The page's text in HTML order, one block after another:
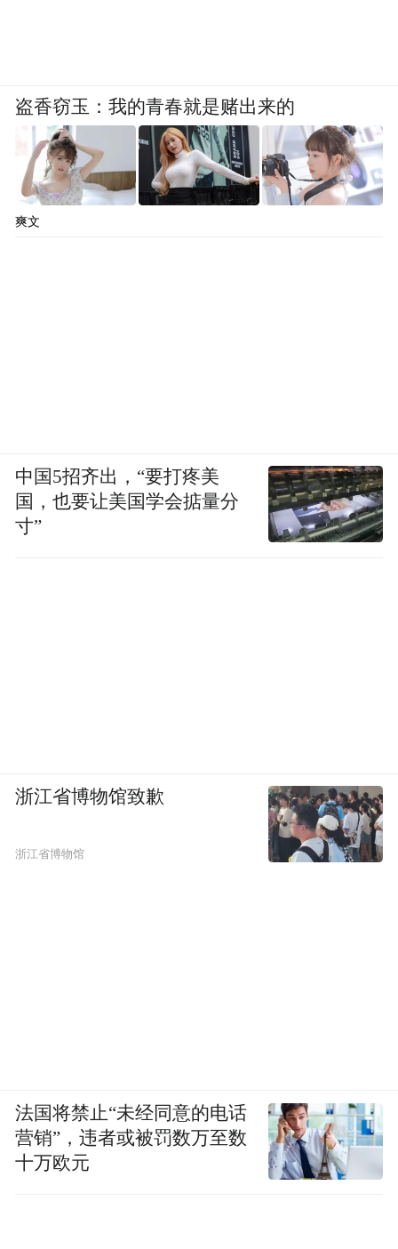
盗香窃玉：我的青春就是赌出来的
爽文
中国5招齐出，“要打疼美
国，也要让美国学会掂量分
寸”
浙江省博物馆致歉
浙江省博物馆
法国将禁止“未经同意的电话
营销”，违者或被罚数万至数
十万欧元